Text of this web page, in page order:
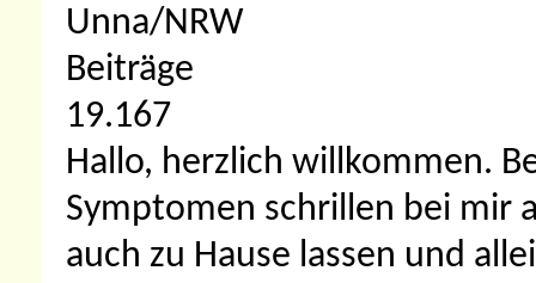
Unna/NRW
Beiträge
19.167
Hallo, herzlich willkommen.
Symptomen schrillen bei mir
auch zu Hause lassen und